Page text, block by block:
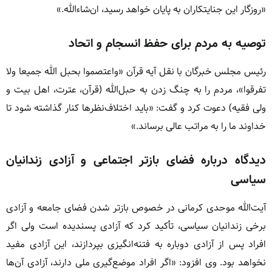
«روزگار این جنایتکاران به پایان خواهد رسید، ان‌شاءالله.»
توصیه به مردم برای حفظ انسجام و اتحاد
رئیس مجلس خبرگان با نقل آیه قرآن «واعتصموا بحبل الله جميعا ولا
تفرقوا»، مردم را به چنگ زدن به حبل‌الله (قرآن، عترت، اهل بیت و
ولی فقیه) دعوت کرد و گفت: «باید اختلاف‌نظرها کنار گذاشته شود تا
خداوند ما را به مراتب عالی برساند.»
دیدگاه درباره فضای بازتر اجتماعی و آزادی زندانیان
سیاسی
آیت‌الله موحدی کرمانی در خصوص بازتر شدن فضای جامعه و آزادی
برخی زندانیان سیاسی، تأکید کرد که آزادی پسندیده است ولی اگر
افراد پس از آزادی دوباره به فتنه‌انگیزی بپردازند، این آزادی مفید
نخواهد بود. وی افزود: «اگر افراد موضع‌گیری ملی دارند، آزادی آن‌ها